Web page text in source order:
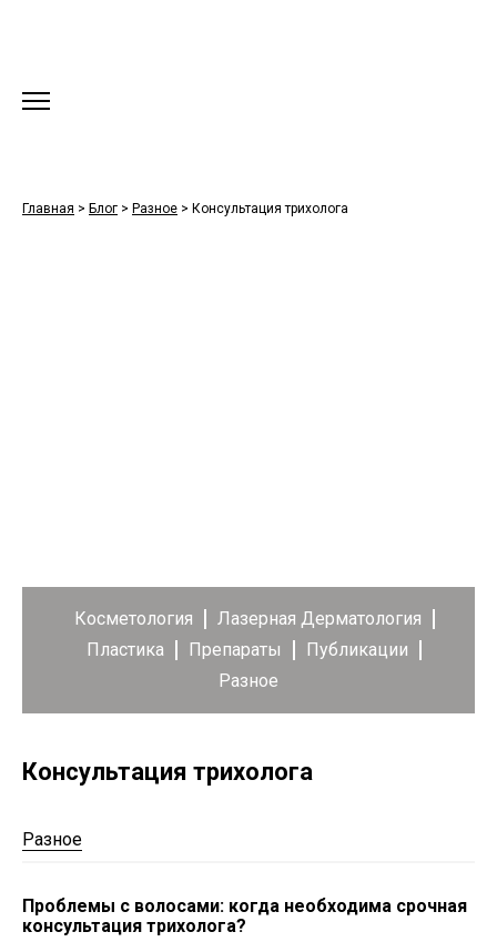
Главная > Блог > Разное > Консультация трихолога
Косметология
Лазерная Дерматология
Пластика
Препараты
Публикации
Разное
Консультация трихолога
Разное
Проблемы с волосами: когда необходима срочная
консультация трихолога?